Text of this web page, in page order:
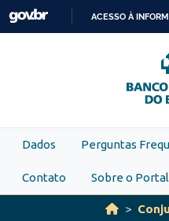
Skip to main content
ACESSO À
Dados Perguntas
Contato Sobre o Portal